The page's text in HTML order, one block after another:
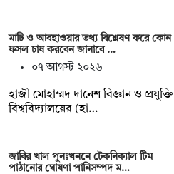
মাটি ও আবহাওয়ার তথ্য বিশ্লেষণ করে কোন
ফসল চাষ করবেন জানাবে …
০৭ আগস্ট ২০২৬
হাজী মোহাম্মদ দানেশ বিজ্ঞান ও প্রযুক্তি
বিশ্ববিদ্যালয়ের (হা…
জাবির খাল পুনঃখননে টেকনিক্যাল টিম
পাঠানোর ঘোষণা পানিসম্পদ ম…